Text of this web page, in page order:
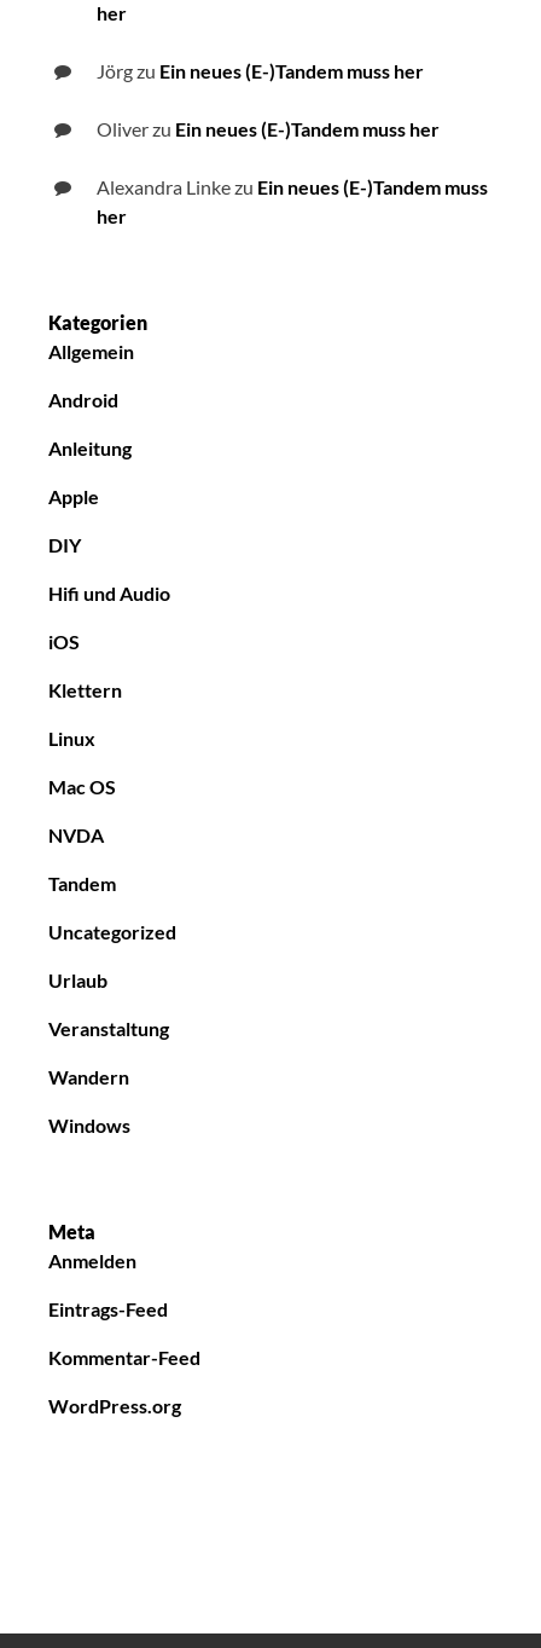
her
Jörgzu Ein neues (E-)Tandem muss her
Oliverzu Ein neues (E-)Tandem muss her
Alexandra Linkezu Ein neues (E-)Tandem muss
her
Kategorien
Allgemein
Android
Anleitung
Apple
DIY
Hifi und Audio
iOS
Klettern
Linux
Mac OS
NVDA
Tandem
Uncategorized
Urlaub
Veranstaltung
Wandern
Windows
Meta
Anmelden
Eintrags-Feed
Kommentar-Feed
WordPress.org